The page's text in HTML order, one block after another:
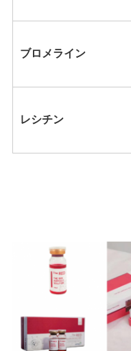
さ
ONLINE
PRIVACY
POLICY
ブロメライン
レシチン